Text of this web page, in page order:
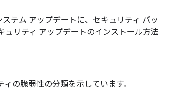
テム アップデートに、セキュリティ パッ
リティ アップデートのインストール方法
の脆弱性の分類を示しています。